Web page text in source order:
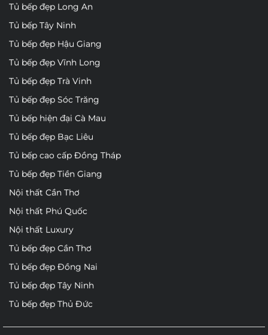
Tủ bếp đẹp Long An
Tủ bếp Tây Ninh
Tủ bếp đẹp Hậu Giang
Tủ bếp đẹp Vĩnh Long
Tủ bếp đẹp Trà Vinh
Tủ bếp đẹp Sóc Trăng
Tủ bếp hiện đại Cà Mau
Tủ bếp đẹp Bạc Liêu
Tủ bếp cao cấp Đồng Tháp
Tủ bếp đẹp Tiền Giang
Nội thất Cần Thơ
Nội thất Phú Quốc
Nội thất Luxury
Tủ bếp đẹp Cần Thơ
Tủ bếp đẹp Đồng Nai
Tủ bếp đẹp Tây Ninh
Tủ bếp đẹp Thủ Đức